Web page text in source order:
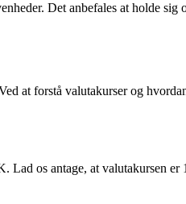
Det anbefales at holde sig
at forstå valutakurser og
Lad os antage, at valutakursen